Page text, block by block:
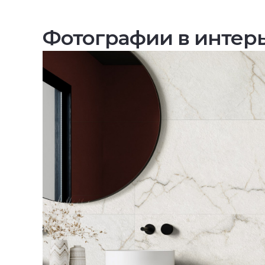
Фотографии в